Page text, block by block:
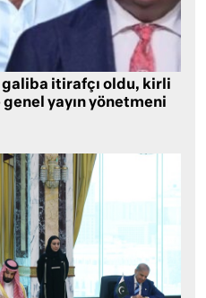
galiba itirafçı oldu, kirli
yayın yönetmeni